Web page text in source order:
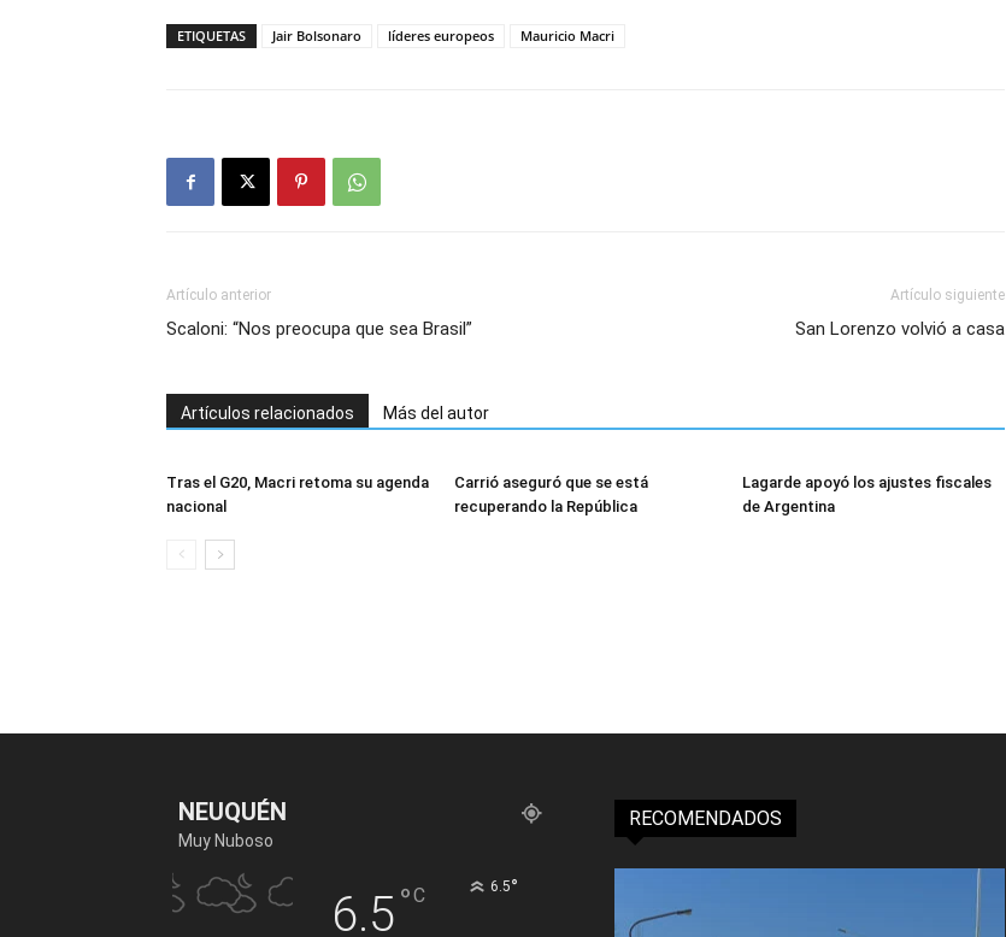
ETIQUETAS Jair Bolsonaro líderes europeos Mauricio Macri
Artículo anterior
Scaloni: “Nos preocupa que sea Brasil”
Artículo siguiente
San Lorenzo volvió a casa
Artículos relacionados Más del autor
Tras el G20, Macri retoma su agenda
nacional
Carrió aseguró que se está
recuperando la República
Lagarde apoyó los ajustes fiscales
de Argentina
NEUQUÉN
Muy Nuboso
6.5°C 6.5°
RECOMENDADOS